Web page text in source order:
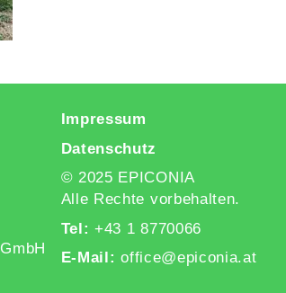
GmbH
Impressum
Datenschutz
© 2025 EPICONIA
Alle Rechte vorbehalten.
Tel: +43 1 8770066
E-Mail: office@epiconia.at